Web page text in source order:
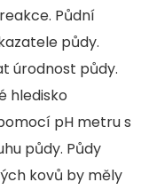
Půdní
půdy.
úrodnost půdy.
hledisko
pH metru s
půdy. Půdy
kovů by měly